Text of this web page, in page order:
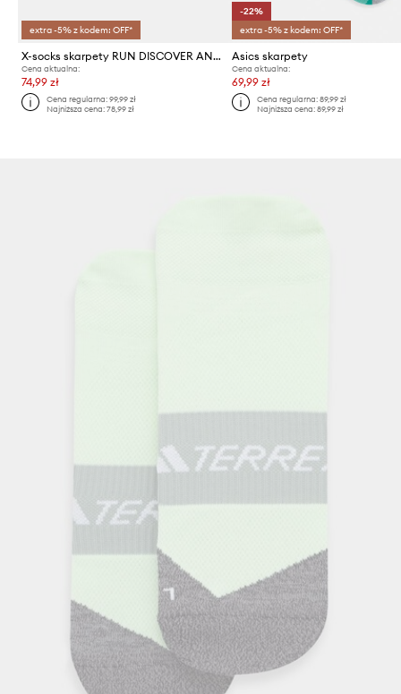
extra -5% z kodem: OFF*
X-socks skarpety RUN DISCOVER ANKLE
Cena aktualna:
74,99 zł
Cena regularna:99,99 zł
Najniższa cena:78,99 zł
-22%
extra -5% z kodem: OFF*
Asics skarpety
Cena aktualna:
69,99 zł
Cena regularna: 89,99 zł
Najniższa cena: 89,99 zł